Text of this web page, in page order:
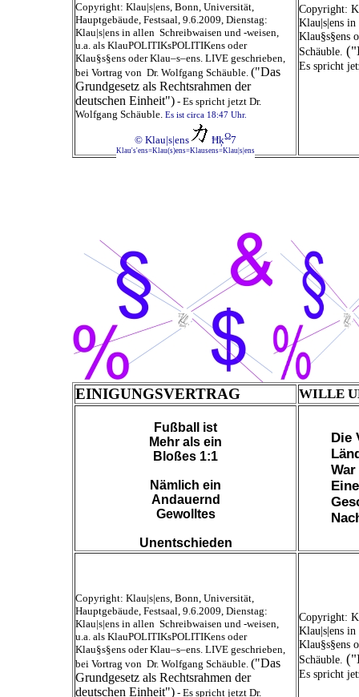
Copyright: Klau|s|ens, Bonn, Universität,
Hauptgebäude, Festsaal, 9.6.2009, Dienstag:
Klau|s|ens in allen Schreibwaisen und -weisen,
u.a. als KlauPOLITIKsPOLITIKens oder
Klau§s§ens oder Klau–s–ens. LIVE geschrieben,
bei Vortrag von Dr. Wolfgang Schäuble. ("Das
Grundgesetz als Rechtsrahmen der
deutschen Einheit") - Es spricht jetzt Dr.
Wolfgang Schäuble. Es ist circa 18:47 Uhr.
© Klau|s|ens ĦķΩ7
Klau's'ens=Klau(s)ens=Klausens=Klau|s|ens
Copyright:
Klau|s|ens
Klau§s§ens
Schäuble.
Es spricht
EINIGUNGSVERTRAG WILLE
Fußball ist
Mehr als ein
Bloßes 1:1
Nämlich ein
Andauernd
Gewolltes
Unentschieden
Die
Copyright: Klau|s|ens, Bonn, Universität,
Hauptgebäude, Festsaal, 9.6.2009, Dienstag:
Klau|s|ens in allen Schreibwaisen und -weisen,
u.a. als KlauPOLITIKsPOLITIKens oder
Klau§s§ens oder Klau–s–ens. LIVE geschrieben,
bei Vortrag von Dr. Wolfgang Schäuble. ("Das
Grundgesetz als Rechtsrahmen der
deutschen Einheit") - Es spricht jetzt Dr.
Copyright:
Klau|s|ens
Klau§s§ens
Schäuble.
Es spricht